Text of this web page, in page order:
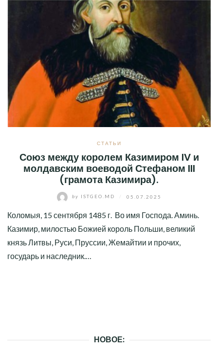
СТАТЬИ
Союз между королем Казимиром IV и
молдавским воеводой Стефаном III
(грамота Казимира).
by ISTGEO.MD 05.07.2025
Коломыя, 15 сентября 1485 г. Во имя Господа. Аминь.
Казимир, милостью Божией король Польши, великий
князь Литвы, Руси, Пруссии, Жемайтии и прочих,
государь и наследник.…
НОВОЕ: